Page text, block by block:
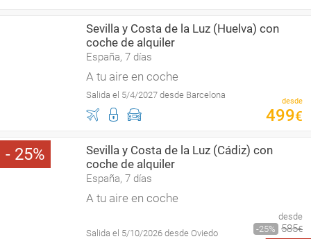
Sevilla y Costa de la Luz (Huelva) con
coche de alquiler
España, 7 días
A tu aire en coche
Salida el 5/4/2027 desde Barcelona
desde
499€
25
Sevilla y Costa de la Luz (Cádiz) con
coche de alquiler
España, 7 días
A tu aire en coche
Salida el 5/10/2026 desde Oviedo
desde
25
585€